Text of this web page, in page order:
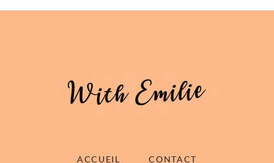
ACCUEIL CONTACT